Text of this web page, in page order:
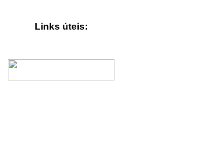
Links úteis: